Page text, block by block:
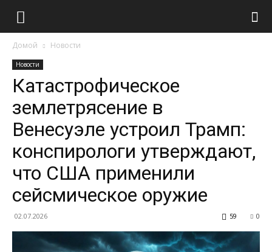
Домой Новости
Новости
Катастрофическое
землетрясение в
Венесуэле устроил Трамп:
конспирологи утверждают,
что США применили
сейсмическое оружие
02.07.2026 0
59